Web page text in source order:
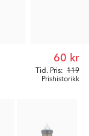
Tid. Pris: 119
60 kr
Prishistorikk